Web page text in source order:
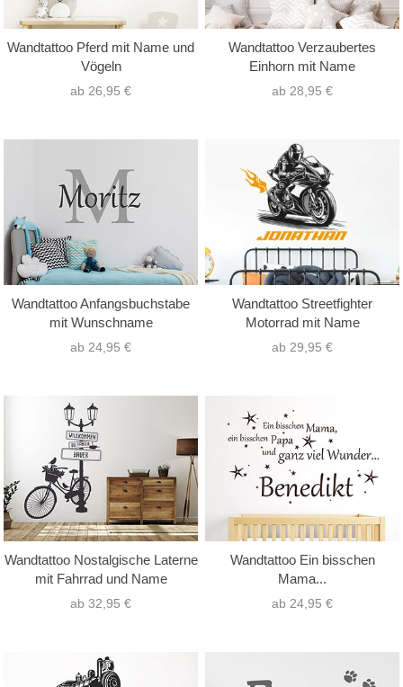
Wandtattoo Pferd mit Name und
Vögeln
ab 26,95 €
Wandtattoo Verzaubertes
Einhorn mit Name
ab 28,95 €
Wandtattoo Anfangsbuchstabe
mit Wunschname
ab 24,95 €
Wandtattoo Streetfighter
Motorrad mit Name
ab 29,95 €
Wandtattoo Nostalgische Laterne
mit Fahrrad und Name
ab 32,95 €
Wandtattoo Ein bisschen
Mama...
ab 24,95 €